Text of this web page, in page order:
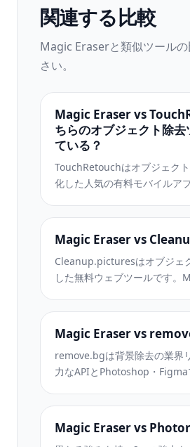
関連する比較
Magic Eraserと類似ツール
さい。
Magic Eraser vs
ちらのオブジェクト除
ている？
TouchRetouchはオブジェク
化した人気の有料モバイルア
るデバイスから無料でAI編集
す。機能、価格、使いやすさ
しょう。
Magic Eraser vs
Cleanup.picturesはオブジェ
した無料ウェブツールです。
処理機能を備えています。両
ください。
Magic Eraser vs
remove.bgは背景除去の業界
力なAPIとPhotoshop・Figma
除去、生成塗りつぶし、AI高
ンなど8つのAIツールを1つの
合しています。
Magic Eraser vs